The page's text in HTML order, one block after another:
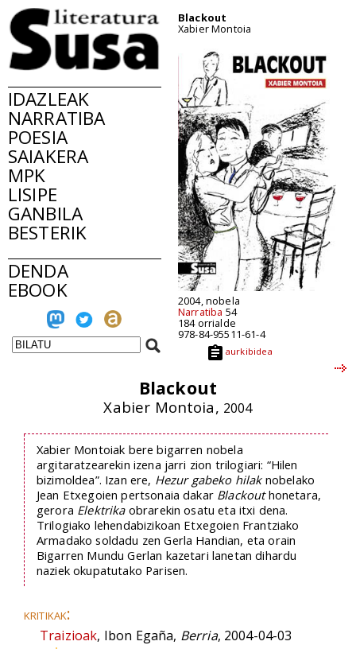
IDAZLEAK
NARRATIBA
POESIA
SAIAKERA
MPK
LISIPE
GANBILA
BESTERIK
DENDA
EBOOK
Blackout
Xabier Montoia
2004, nobela
Narratiba 54
184 orrialde
978-84-95511-61-4
aurkibidea
Blackout
Xabier Montoia, 2004
Xabier Montoiak bere bigarren nobela
argitaratzearekin izena jarri zion trilogiari: “Hilen
bizimoldea”. Izan ere, Hezur gabeko hilaknobelako
Jean Etxegoien pertsonaia dakar Blackouthonetara,
gerora Elektrikaobrarekin osatu eta itxi dena.
Trilogiako lehendabizikoan Etxegoien Frantziako
Armadako soldadu zen Gerla Handian, eta orain
Bigarren Mundu Gerlan kazetari lanetan dihardu
naziek okupatutako Parisen.
kritikak:
Traizioak, Ibon Egaña, Berria, 2004-04-03